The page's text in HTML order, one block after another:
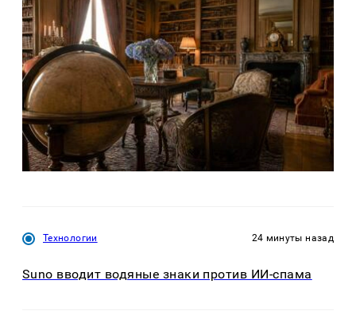
Технологии 24 минуты назад
Suno вводит водяные знаки против ИИ-спама